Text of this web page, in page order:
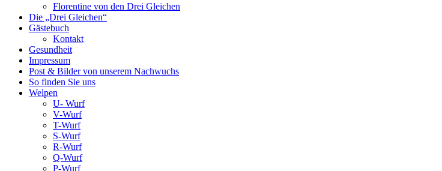
Florentine von den Drei Gleichen
Die „Drei Gleichen“
Gästebuch
Kontakt
Gesundheit
Impressum
Post & Bilder von unserem Nachwuchs
So finden Sie uns
Welpen
U- Wurf
V-Wurf
T-Wurf
S-Wurf
R-Wurf
Q-Wurf
P-Wurf